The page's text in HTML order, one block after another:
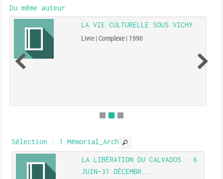
Du même auteur
LA VIE CULTURELLE SOUS VICHY
Livre | Complexe | 1990
Sélection : 1.Mémorial_Arch
LA LIBÉRATION DU CALVADOS : 6
JUIN-31 DÉCEMBR...